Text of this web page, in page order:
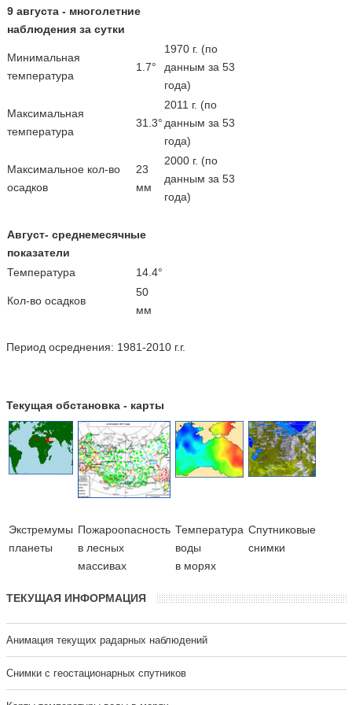
9 августа - многолетние
наблюдения за сутки
Минимальная
температура
1.7°
1970 г. (по
данным за 53
года)
Максимальная
температура
31.3°
2011 г. (по
данным за 53
года)
Максимальное кол-во
осадков
23
мм
2000 г. (по
данным за 53
года)
Август- среднемесячные
показатели
Температура
14.4°
Кол-во осадков
50
мм
Период осреднения: 1981-2010 г.г.
Текущая обстановка - карты
Экстремумы
планеты
Пожароопасность
в лесных
массивах
Температура
воды
в морях
Cпутниковые
снимки
ТЕКУЩАЯ ИНФОРМАЦИЯ
Анимация текущих радарных наблюдений
Cнимки с геостационарных спутников